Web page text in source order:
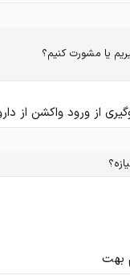
یا مشورت کنیم؟
از ورود واکشن از
بهت